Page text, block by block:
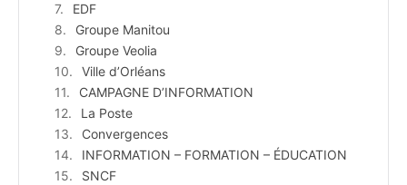
EDF
Groupe Manitou
Groupe Veolia
Ville d’Orléans
CAMPAGNE D’INFORMATION
La Poste
Convergences
INFORMATION – FORMATION – ÉDUCATION
SNCF